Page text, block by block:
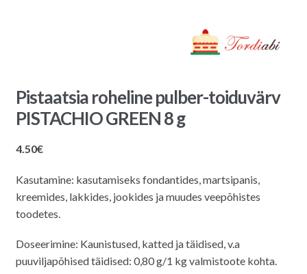
Pistaatsia roheline pulber-toiduvärv
PISTACHIO GREEN 8 g
4.50€
Kasutamine: kasutamiseks fondantides, martsipanis,
kreemides, lakkides, jookides ja muudes veepõhistes
toodetes.
Doseerimine: Kaunistused, katted ja täidised, v.a
puuviljapõhised täidised: 0,80 g/1 kg valmistoote kohta.